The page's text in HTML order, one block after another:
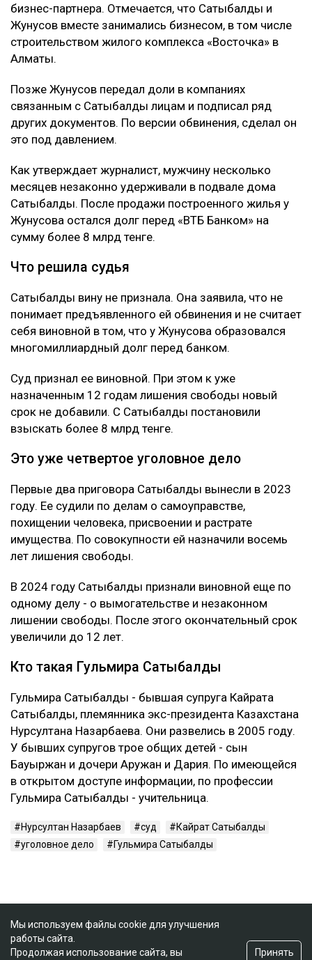
бизнес-партнера. Отмечается, что Сатыбалды и
Жунусов вместе занимались бизнесом, в том числе
строительством жилого комплекса «Восточка» в
Алматы.
Позже Жунусов передал доли в компаниях
связанным с Сатыбалды лицам и подписал ряд
других документов. По версии обвинения, сделал он
это под давлением.
Как утверждает журналист, мужчину несколько
месяцев незаконно удерживали в подвале дома
Сатыбалды. После продажи построенного жилья у
Жунусова остался долг перед «ВТБ Банком» на
сумму более 8 млрд тенге.
Что решила судья
Сатыбалды вину не признала. Она заявила, что не
понимает предъявленного ей обвинения и не считает
себя виновной в том, что у Жунусова образовался
многомиллиардный долг перед банком.
Суд признал ее виновной. При этом к уже
назначенным 12 годам лишения свободы новый
срок не добавили. С Сатыбалды постановили
взыскать более 8 млрд тенге.
Это уже четвертое уголовное дело
Первые два приговора Сатыбалды вынесли в 2023
году. Ее судили по делам о самоуправстве,
похищении человека, присвоении и растрате
имущества. По совокупности ей назначили восемь
лет лишения свободы.
В 2024 году Сатыбалды признали виновной еще по
одному делу - о вымогательстве и незаконном
лишении свободы. После этого окончательный срок
увеличили до 12 лет.
Кто такая Гульмира Сатыбалды
Гульмира Сатыбалды - бывшая супруга Кайрата
Сатыбалды, племянника экс-президента Казахстана
Нурсултана Назарбаева. Они развелись в 2005 году.
У бывших супругов трое общих детей - сын
Бауыржан и дочери Аружан и Дария. По имеющейся
в открытом доступе информации, по профессии
Гульмира Сатыбалды - учительница.
Нурсултан Назарбаев суд
Кайрат Сатыбалды
уголовное дело
Гульмира Сатыбалды
Мы используем файлы cookie для улучшения
работы сайта.
Продолжая использование сайта, вы
Принять